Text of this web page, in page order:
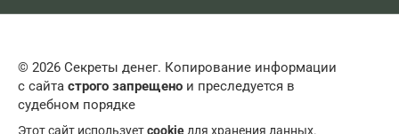
© 2026 Секреты денег. Копирование информации
с сайта строго запрещено и преследуется в
судебном порядке
Этот сайт используетcookie для хранения данных.